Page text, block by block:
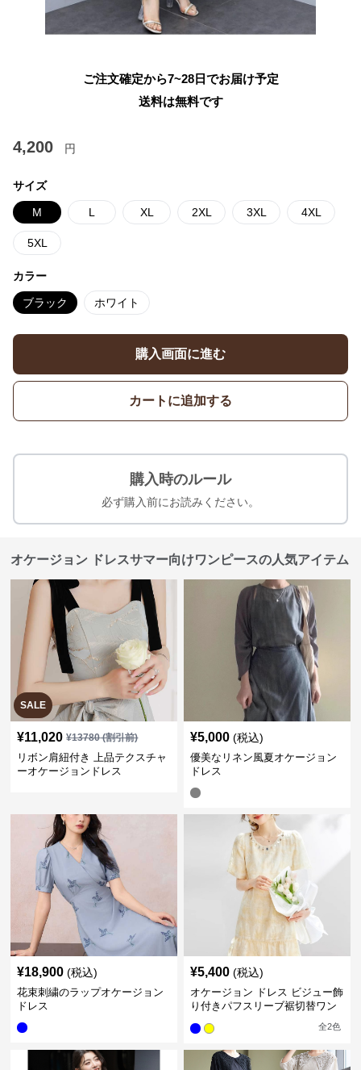
ご注文確定から7~28日でお届け予定
送料は無料です
4,200 円
サイズ
M L XL 2XL 3XL 4XL
5XL
カラー
ブラック ホワイト
購入画面に進む
カートに追加する
購入時のルール
必ず購入前にお読みください。
オケージョン ドレスサマー向けワンピースの人気アイテム
SALE
¥11,020 ¥13780(割引前)
リボン肩紐付き 上品テクスチャ
ーオケージョンドレス
¥5,000 (税込)
優美なリネン風夏オケージョン
ドレス
¥18,900 (税込)
花束刺繍のラップオケージョン
ドレス
¥5,400 (税込)
オケージョン ドレス ビジュー飾
り付きパフスリーブ裾切替ワン
全2色